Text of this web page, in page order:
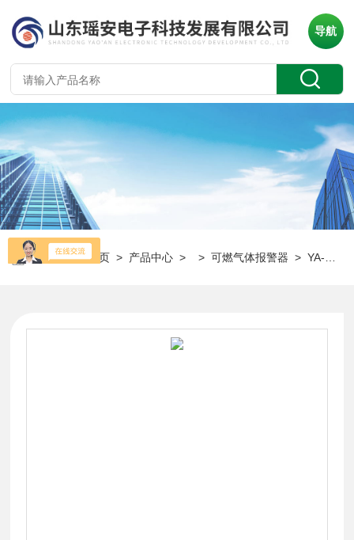
导航
当前位置：首页 > 产品中心 > >可燃气体报警器 > YA-D400旗舰级固定式气体报警器 可更换传感器探头